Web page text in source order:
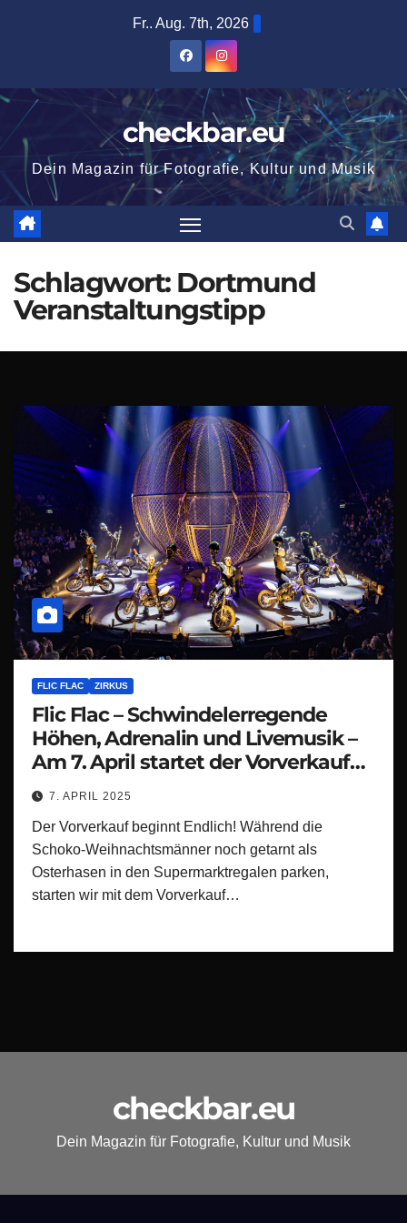
Fr.. Aug. 7th, 2026
checkbar.eu
Dein Magazin für Fotografie, Kultur und Musik
Schlagwort: Dortmund
Veranstaltungstipp
FLIC FLAC ZIRKUS
Flic Flac – Schwindelerregende
Höhen, Adrenalin und Livemusik –
Am 7. April startet der Vorverkauf
zur 14. X-MASS SHOW
7. APRIL 2025
Der Vorverkauf beginnt Endlich! Während die
Schoko-Weihnachtsmänner noch getarnt als
Osterhasen in den Supermarktregalen parken,
starten wir mit dem Vorverkauf…
checkbar.eu
Dein Magazin für Fotografie, Kultur und Musik